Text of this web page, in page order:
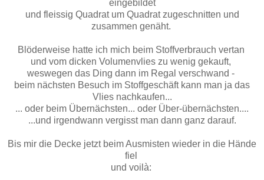
eingebildet
und fleissig Quadrat um Quadrat zugeschnitten und
zusammen genäht.
Blöderweise hatte ich mich beim Stoffverbrauch vertan
und vom dicken Volumenvlies zu wenig gekauft,
weswegen das Ding dann im Regal verschwand -
beim nächsten Besuch im Stoffgeschäft kann man ja das
Vlies nachkaufen...
... oder beim Übernächsten... oder Über-übernächsten....
...und irgendwann vergisst man dann ganz darauf.
Bis mir die Decke jetzt beim Ausmisten wieder in die Hände
fiel
und voilà: